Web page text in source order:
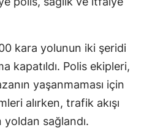
kara yolunun iki şeridi
kapatıldı. Polis ekipleri,
yaşanmaması için
alırken, trafik akışı
sağlandı.